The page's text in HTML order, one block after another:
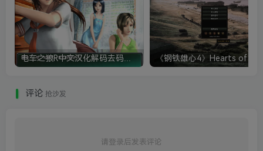
评论 抢沙发
请登录后发表评论